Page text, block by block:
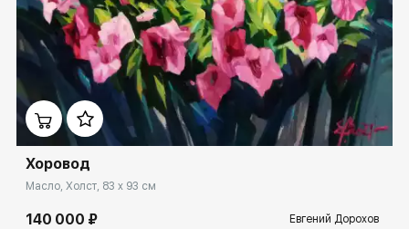
Домен: ekb.rakovgallery.ru
Хоровод
Масло, Холст, 83 x 93 см
140 000 ₽ Евгений Дорохов